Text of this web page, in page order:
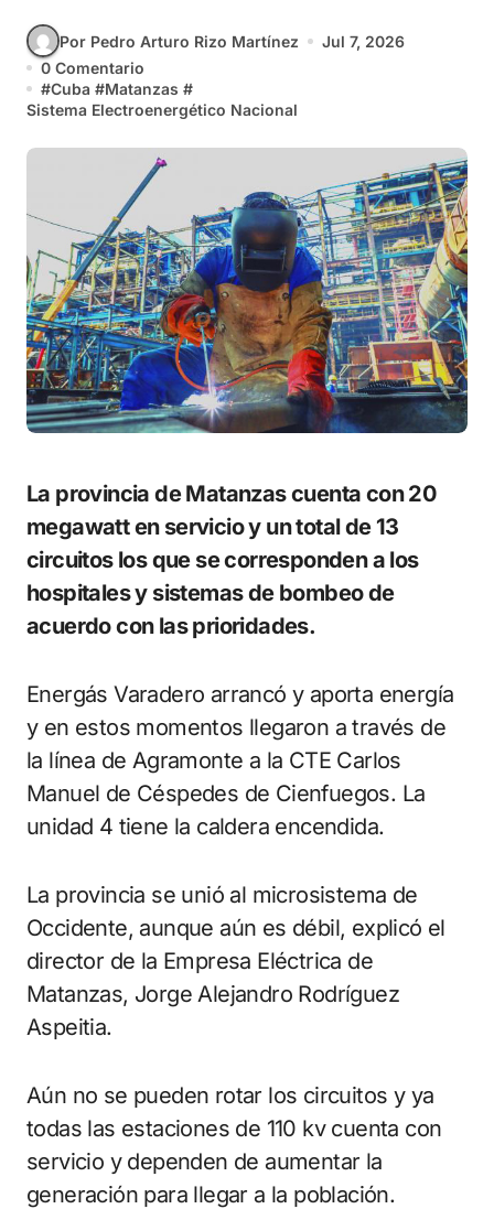
Por Pedro Arturo Rizo Martínez
Jul 7, 2026
0 Comentario
#Cuba #Matanzas #
Sistema Electroenergético Nacional
La provincia de Matanzas cuenta con 20
megawatt en servicio y un total de 13
circuitos los que se corresponden a los
hospitales y sistemas de bombeo de
acuerdo con las prioridades.
Energás Varadero arrancó y aporta energía
y en estos momentos llegaron a través de
la línea de Agramonte a la CTE Carlos
Manuel de Céspedes de Cienfuegos. La
unidad 4 tiene la caldera encendida.
La provincia se unió al microsistema de
Occidente, aunque aún es débil, explicó el
director de la Empresa Eléctrica de
Matanzas, Jorge Alejandro Rodríguez
Aspeitia.
Aún no se pueden rotar los circuitos y ya
todas las estaciones de 110 kv cuenta con
servicio y dependen de aumentar la
generación para llegar a la población.